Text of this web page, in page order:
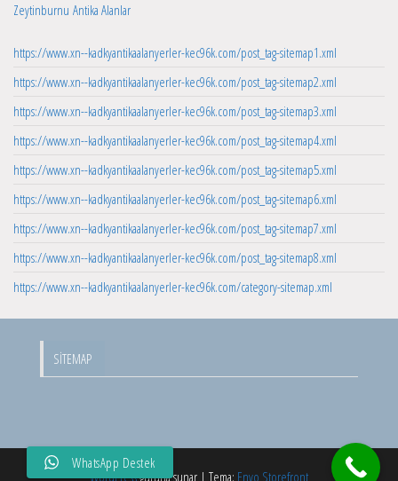
Zeytinburnu Antika Alanlar
https://www.xn--kadkyantikaalanyerler-kec96k.com/post_tag-sitemap1.xml
https://www.xn--kadkyantikaalanyerler-kec96k.com/post_tag-sitemap2.xml
https://www.xn--kadkyantikaalanyerler-kec96k.com/post_tag-sitemap3.xml
https://www.xn--kadkyantikaalanyerler-kec96k.com/post_tag-sitemap4.xml
https://www.xn--kadkyantikaalanyerler-kec96k.com/post_tag-sitemap5.xml
https://www.xn--kadkyantikaalanyerler-kec96k.com/post_tag-sitemap6.xml
https://www.xn--kadkyantikaalanyerler-kec96k.com/post_tag-sitemap7.xml
https://www.xn--kadkyantikaalanyerler-kec96k.com/post_tag-sitemap8.xml
https://www.xn--kadkyantikaalanyerler-kec96k.com/category-sitemap.xml
SITEMAP
WordPressgururla sunar | Tema: Envo Storefront
WhatsApp Destek